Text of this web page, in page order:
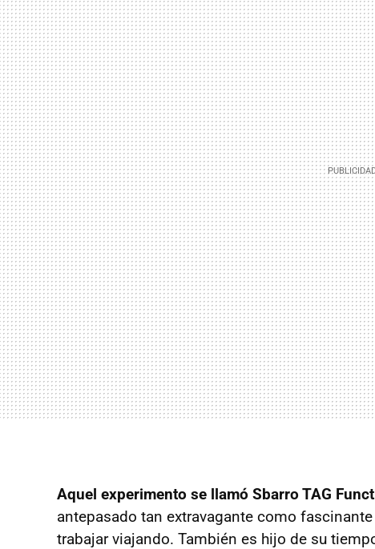
Aquel experimento se llamó Sbarro TAG
antepasado tan extravagante como
trabajar viajando. También es hijo de su